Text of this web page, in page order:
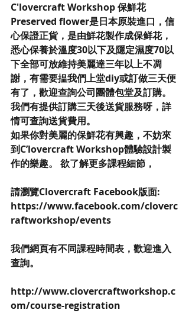
C'lovercraft Workshop 保鮮花
Preserved flower是日本原裝進口，信
心保證正貨，是由鮮花製作成保鲜花，
悉心保養於溫度30以下及隱定濕度70以
下全部可放維持美麗達三年以上不凋
謝，有需要揾我們上堂diy或訂做三天便
有了，歡迎查詢公司團體包堂及訂購。
我們有提供訂購三天後送貨服務呀，詳
情可查詢送貨費用。
如果你對美麗的保鮮花有興趣，不妨來
到C’lovercraft Workshop體驗設計製
作的樂趣。 欲了解更多課程細節，
請瀏覽Clovercraft Facebook版面:
https://www.facebook.com/cloverc
raftworkshop/events
我們網頁有不同課程時間表，歡迎進入
查詢。
http://www.clovercraftworkshop.c
om/course-registration